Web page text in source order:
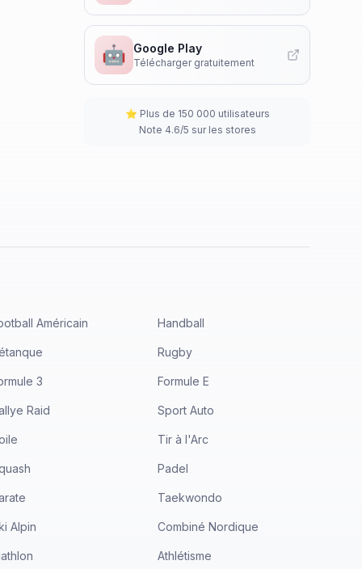
🤖 Google Play
Télécharger gratuitement
⭐ Plus de 150 000 utilisateurs
Note 4.6/5 sur les stores
Américain Handball
Rugby
3 Formule E
Raid Sport Auto
Tir à l'Arc
Padel
Taekwondo
Alpin Combiné Nordique
Athlétisme